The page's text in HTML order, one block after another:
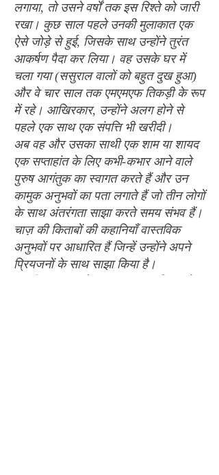
लगाया, तो उसने वर्षों तक इस रिश्ते को जारी
रखा। कुछ साल पहले उनकी मुलाकात एक
ऐसे जोड़े से हुई, जिसके साथ उन्होंने तुरंत
आकर्षण पैदा कर लिया। वह उसके घर में
चला गया (ससुराल वालों को बहुत दुख हुआ)
और वे चार साल तक एमएमएफ तिकड़ी के रूप
में रहे। आखिरकार, उन्होंने अलग होने से
पहले एक साथ एक संपत्ति भी खरीदी।
अब वह और उसका साथी एक शाम या शायद
एक सप्ताहांत के लिए कभी-कभार आने वाले
पुरुष आगंतुक का स्वागत करते हैं और उन
कामुक अनुभवों का पता लगाते हैं जो तीन लोगों
के साथ अंतरंगता साझा करते समय संभव हैं।
चाज़ की किताबों की कहानियाँ वास्तविक
अनुभवों पर आधारित हैं जिन्हें उन्होंने अपने
प्रियजनों के साथ साझा किया है।